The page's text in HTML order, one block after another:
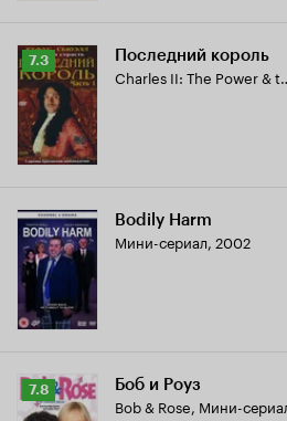
Рейтинг
Кинопоиска
7.3
7.3 Последний король
Charles II:
Bodily Harm
Мини-сериал, 2002
Рейтинг
Кинопоиска
7.8 Боб и Роуз
Bob & Rose, Мини-